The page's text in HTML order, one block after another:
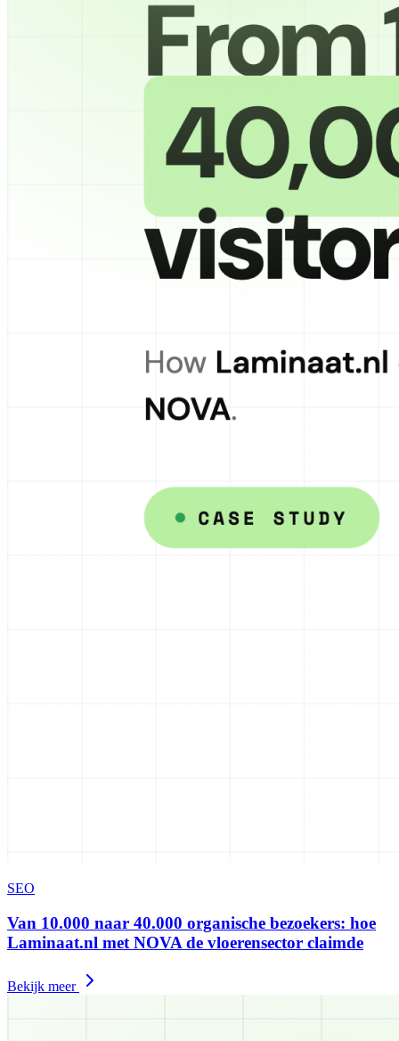
SEO
Van 10.000 naar 40.000 organische bezoekers: hoe
Laminaat.nl met NOVA de vloerensector claimde
Bekijk meer